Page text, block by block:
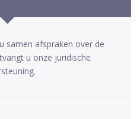
samen afspraken over de
u onze juridische